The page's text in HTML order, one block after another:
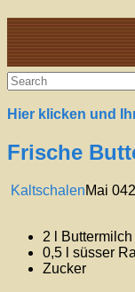
Alte Rezepte online
Hier klicken und
Frische
KaltschalenMai 04
2 l Buttermilch
0,5 l süsser
Zucker